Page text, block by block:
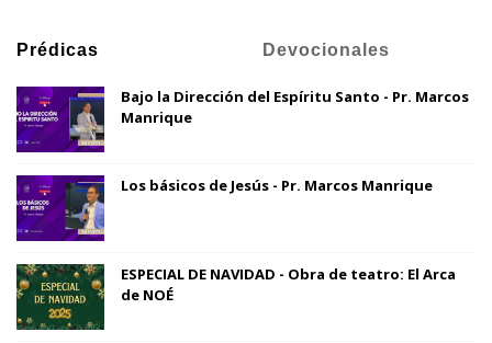
Prédicas Devocionales
Bajo la Dirección del Espíritu Santo - Pr. Marcos
Manrique
Los básicos de Jesús - Pr. Marcos Manrique
ESPECIAL DE NAVIDAD - Obra de teatro: El Arca
de NOÉ